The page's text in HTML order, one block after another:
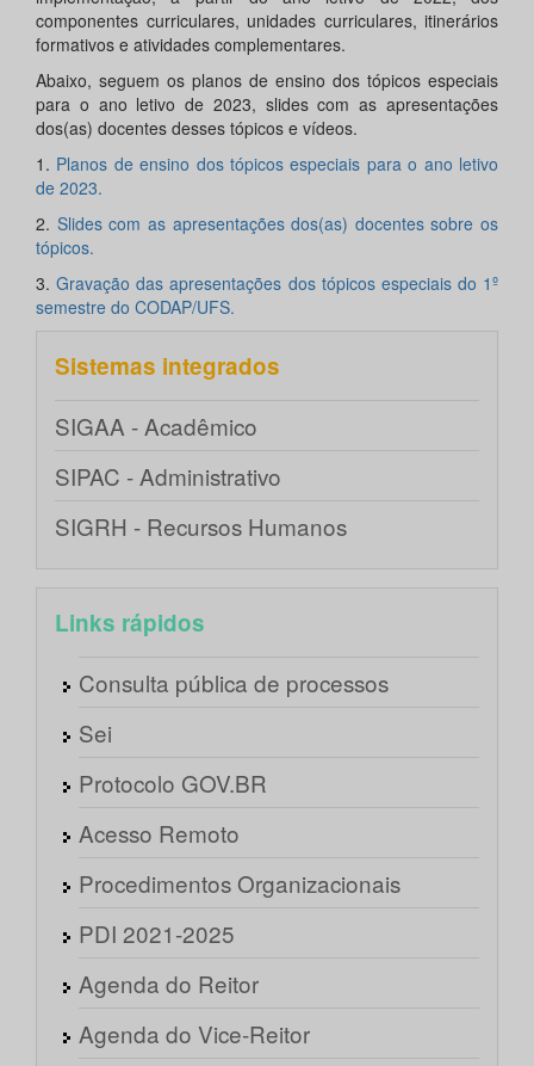
componentes curriculares, unidades curriculares, itinerários
formativos e atividades complementares.
Abaixo, seguem os planos de ensino dos tópicos especiais
para o ano letivo de 2023, slides com as apresentações
dos(as) docentes desses tópicos e vídeos.
1. Planos de ensino dos tópicos especiais para o ano letivo
de 2023.
2. Slides com as apresentações dos(as) docentes sobre os
tópicos.
3.Gravação das apresentações dos tópicos especiais do 1º
semestre do CODAP/UFS.
Sistemas integrados
SIGAA - Acadêmico
SIPAC - Administrativo
SIGRH - Recursos Humanos
Links rápidos
Consulta pública de processos
Sei
Protocolo GOV.BR
Acesso Remoto
Procedimentos Organizacionais
PDI 2021-2025
Agenda do Reitor
Agenda do Vice-Reitor